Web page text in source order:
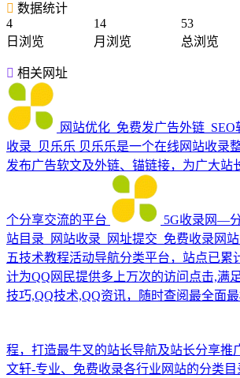
数据统计
4
日浏览
14
月浏览
53
总浏览
相关网址
网站优化_免费发广告外链
收录_贝乐乐 贝乐乐是一个在线网站收录
发布广告软文及外链、锚链接，为广大站
个分享交流的平台
5G收录网—
站目录_网站收录_网址提交_免费收录网站
五技术教程活动导航分类平台，站点已累
计为QQ网民提供多上万次的访问点击,满
技巧,QQ技术,QQ资讯，随时查阅最全面
程，打造最牛叉的站长导航及站长分享推
文轩-专业、免费收录各行业网站的分类